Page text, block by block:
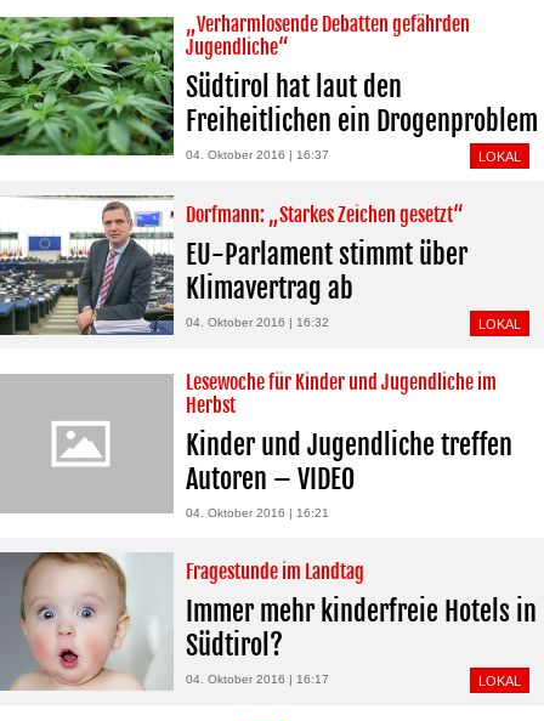
„Verharmlosende Debatten gefährden
Jugendliche“
Südtirol hat laut den
Freiheitlichen ein Drogenproblem
04. Oktober 2016 | 16:37 LOKAL
Dorfmann: „Starkes Zeichen gesetzt“
EU-Parlament stimmt über
Klimavertrag ab
04. Oktober 2016 | 16:32 LOKAL
Lesewoche für Kinder und Jugendliche im
Herbst
Kinder und Jugendliche treffen
Autoren – VIDEO
04. Oktober 2016 | 16:21
Fragestunde im Landtag
Immer mehr kinderfreie Hotels in
Südtirol?
04. Oktober 2016 | 16:17 LOKAL